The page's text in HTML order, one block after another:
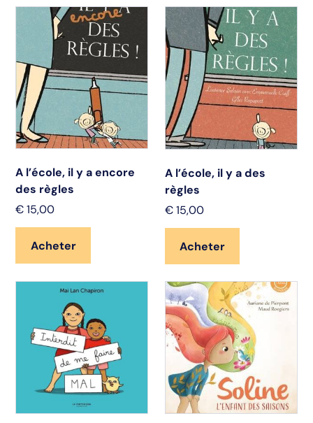
A l’école, il y a encore
des règles
€ 15,00
Acheter
A l’école, il y a des
règles
€ 15,00
Acheter